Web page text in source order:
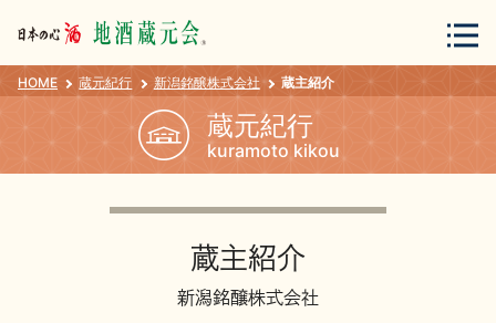
会員登録 ログイン
HOME 蔵元紀行 新潟銘醸株式会社 蔵主紹介
蔵元紀行
kuramoto kikou
蔵主紹介
新潟銘醸株式会社